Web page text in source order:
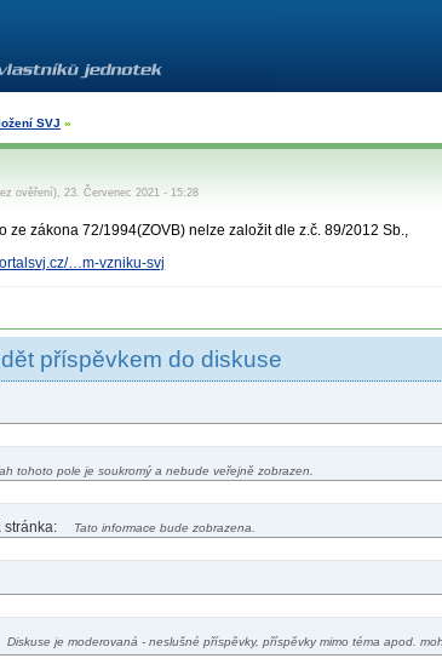
SVJ »
ověření), 23. Červenec 2021 - 15:28
ze zákona 72/1994(ZOVB) nelze založit dle z.č. 89/2012 Sb.,
…m-vzniku-svj
příspěvkem do diskuse
tohoto pole je soukromý a nebude veřejně zobrazen.
stránka: Tato informace bude zobrazena.
Diskuse je moderovaná - neslušné příspěvky, příspěvky mimo téma apod.